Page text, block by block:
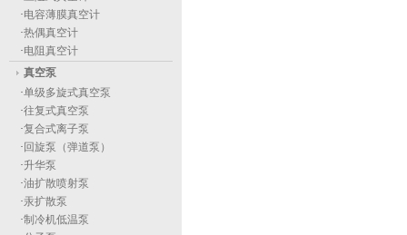
·电容薄膜真空计
·热偶真空计
·电阻真空计
真空泵
·单级多旋式真空泵
·往复式真空泵
·复合式离子泵
· 回旋泵（弹道泵）
·升华泵
·油扩散喷射泵
·汞扩散泵
·制冷机低温泵